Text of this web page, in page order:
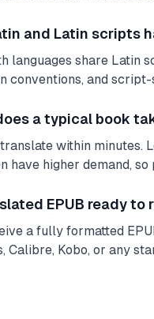
and Latin scripts
languages share Latin
conventions, and
a typical book
within minutes.
have higher demand,
EPUB ready to
a fully formatted
Calibre, Kobo, or any